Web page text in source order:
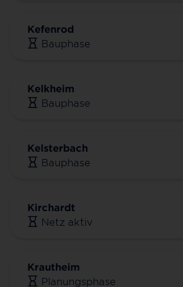
Kefenrod
Bauphase
Kelkheim
Bauphase
Kelsterbach
Bauphase
Kirchardt
Netz aktiv
Krautheim
Planungsphase